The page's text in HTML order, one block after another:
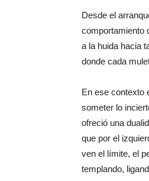
Desde el
comportamiento
a la huida hacia
donde cada
En ese contexto
someter lo
ofreció una
que por el
ven el límite, el
templando,